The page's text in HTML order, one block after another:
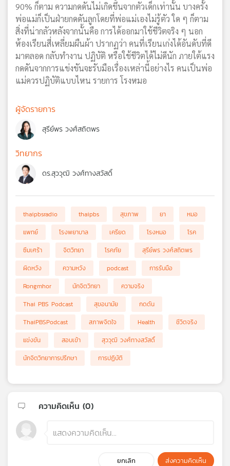
90% ก็ตาม ความกดดันไม่เกิดขึ้นจากตัวเด็กเท่านั้น บางครั้ง
พ่อแม่ก็เป็นฝ่ายกดดันลูกโดยที่พ่อแม่เองไม่รู้ตัว ใด ๆ ก็ตาม
สิ่งที่น่ากลัวหลังจากนั้นคือ การได้ออกมาใช้ชีวิตจริง ๆ นอก
ห้องเรียนสี่เหลี่ยมผืนผ้า ปรากฏว่า คนที่เรียนเก่งได้อันดับที่ดี
มาตลอด กลับทำงาน ปฏิบัติ หรือใช้ชีวิตได้ไม่ดีนัก ภายใต้แรง
กดดันจากการแข่งขันจะรับมือเรื่องเหล่านี้อย่างไร คนเป็นพ่อ
แม่ควรปฏิบัติแบบไหน รายการ โรงหมอ
ผู้จัดรายการ
สุรีย์พร วงศ์สถิตพร
วิทยากร
ดร.สุววุฒิ วงศ์ทางสวัสดิ์
thaipbsradio thaipbs สุขภาพ ยา
หมอ
แพทย์
โรงพยาบาล เครียด โรงหมอ
โรค
ซึมเศร้า
จิตวิทยา โรคภัย
สุรีย์พร วงศ์สถิตพร
ผิดหวัง
ความหวัง podcast
การรับมือ
Rongmhor
นักจิตวิทยา
ความจริง
Thai PBS Podcast
สุขอนามัย
กดดัน
ThaiPBSPodcast
สภาพจิตใจ Health
ชีวิตจริง
แข่งขัน
สอบเข้า
สุววุฒิ วงศ์ทางสวัสดิ์
นักจิตวิทยาการปรึกษา
การปฏิบัติ
ความคิดเห็น (0)
ยกเลิก ส่งความคิดเห็น